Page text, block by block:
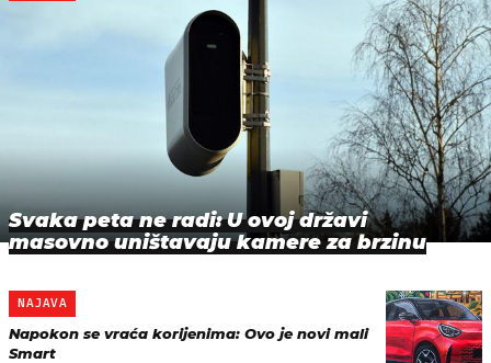
Svaka peta ne radi: U ovoj državi
masovno uništavaju kamere za brzinu
NAJAVA
Napokon se vraća korijenima: Ovo je novi mali
Smart